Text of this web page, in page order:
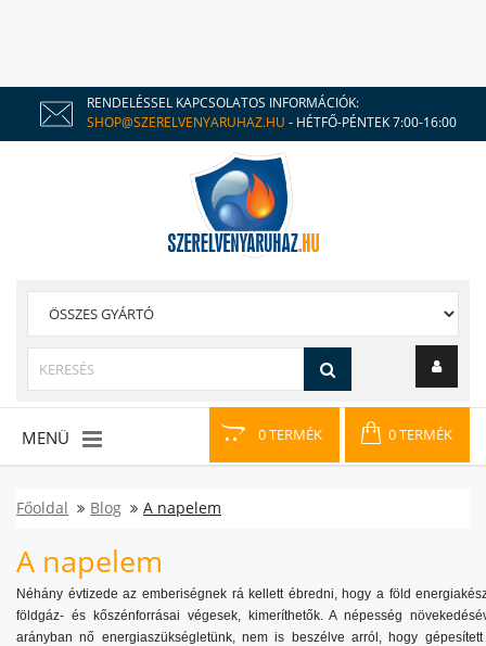
RENDELÉSSEL KAPCSOLATOS INFORMÁCIÓK:
SHOP@SZERELVENYARUHAZ.HU - HÉTFŐ-PÉNTEK 7:00-16:00
0 TERMÉK 0 TERMÉK
MENÜ
Főoldal Blog A napelem
A napelem
Néhány évtizede az emberiségnek rá kellett ébredni, hogy a föld
földgáz- és kőszénforrásai végesek, kimeríthetők. A népesség
arányban nő energiaszükségletünk, nem is beszélve arról, hogy gépesített